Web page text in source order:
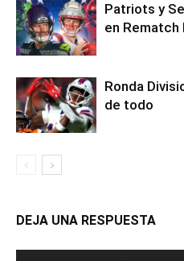
Patriots y
en Rematch
Ronda
de todo
DEJA UNA RESPUESTA